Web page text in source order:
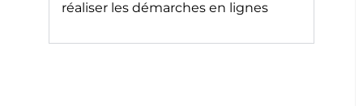
réaliser les démarches en lignes